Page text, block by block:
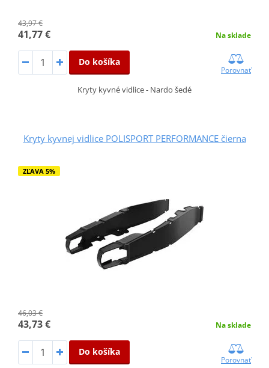
43,97 €
41,77 € Na sklade
Do košíka
Porovnať
Kryty kyvné vidlice - Nardo šedé
Kryty kyvnej vidlice POLISPORT PERFORMANCE čierna
ZĽAVA 5%
46,03 €
43,73 € Na sklade
Do košíka
Porovnať